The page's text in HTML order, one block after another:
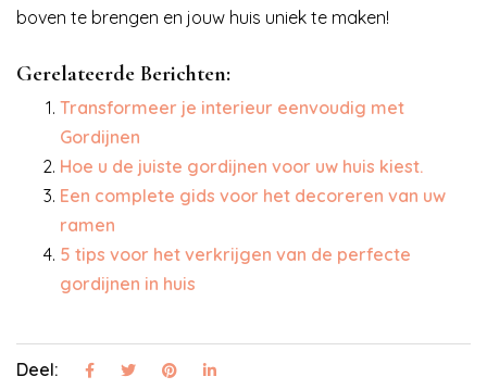
boven te brengen en jouw huis uniek te maken!
Gerelateerde Berichten:
Transformeer je interieur eenvoudig met
Gordijnen
Hoe u de juiste gordijnen voor uw huis kiest.
Een complete gids voor het decoreren van uw
ramen
5 tips voor het verkrijgen van de perfecte
gordijnen in huis
Deel: